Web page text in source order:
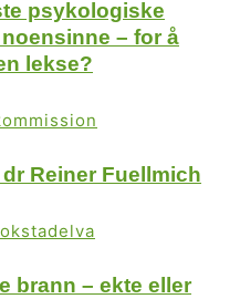
psykologiske
– for å
lekse?
Reiner Fuellmich
brann – ekte eller